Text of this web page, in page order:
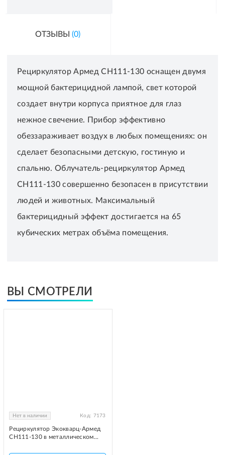
ОТЗЫВЫ (0)
Рециркулятор Армед CH111-130 оснащен двумя
мощной бактерицидной лампой, свет которой
создает внутри корпуса приятное для глаз
нежное свечение. Прибор эффективно
обеззараживает воздух в любых помещениях: он
сделает безопасными детскую, гостиную и
спальню. Облучатель-рециркулятор Армед
CH111-130 совершенно безопасен в присутствии
людей и животных. Максимальный
бактерицидный эффект достигается на 65
кубических метрах объёма помещения.
ВЫ СМОТРЕЛИ
Нет в наличии Код: 7173
Рециркулятор Экокварц-Армед
CH111-130 в металлическом...